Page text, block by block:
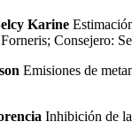
Karine
Consejero:
Emisiones de
Inhibición de